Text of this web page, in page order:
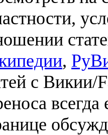
,
с Викии/